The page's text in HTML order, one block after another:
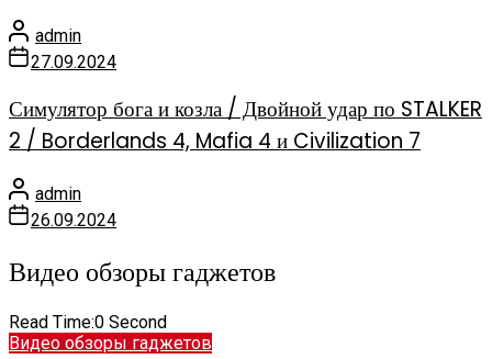
admin
27.09.2024
Симулятор бога и козла / Двойной удар по STALKER
2 / Borderlands 4, Mafia 4 и Civilization 7
admin
26.09.2024
Видео обзоры гаджетов
Read Time:0 Second
Видео обзоры гаджетов